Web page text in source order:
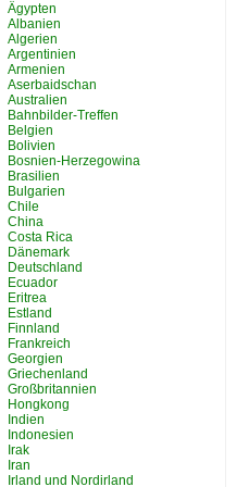
Ägypten
Albanien
Algerien
Argentinien
Armenien
Aserbaidschan
Australien
Bahnbilder-Treffen
Belgien
Bolivien
Bosnien-Herzegowina
Brasilien
Bulgarien
Chile
China
Costa Rica
Dänemark
Deutschland
Ecuador
Eritrea
Estland
Finnland
Frankreich
Georgien
Griechenland
Großbritannien
Hongkong
Indien
Indonesien
Irak
Iran
Irland und Nordirland